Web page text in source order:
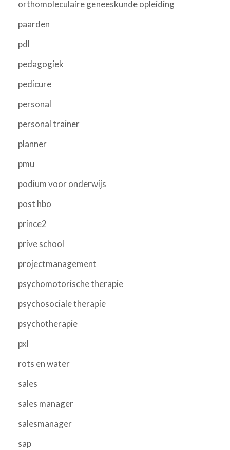
orthomoleculaire geneeskunde opleiding
paarden
pdl
pedagogiek
pedicure
personal
personal trainer
planner
pmu
podium voor onderwijs
post hbo
prince2
prive school
projectmanagement
psychomotorische therapie
psychosociale therapie
psychotherapie
pxl
rots en water
sales
sales manager
salesmanager
sap